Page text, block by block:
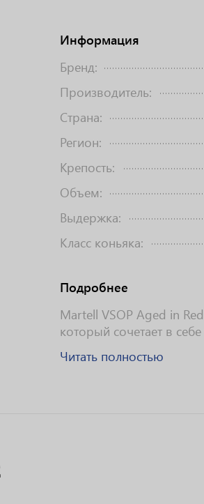
Информация
Бренд:
Производитель:
Страна:
Регион:
Крепость:
Объем:
Выдержка:
Класс коньяка:
Подробнее
Martell VSOP Aged in
который сочетает в
Читать полностью